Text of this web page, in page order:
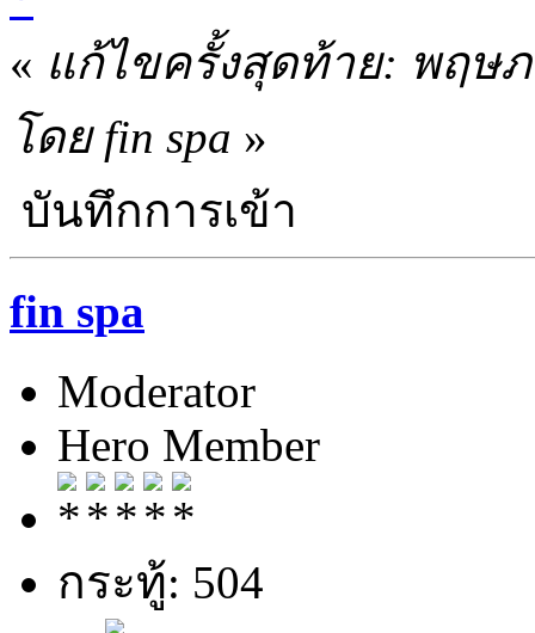
« แก้ไขครั้งสุดท้าย: พฤษภ
โดย fin spa »
บันทึกการเข้า
fin spa
Moderator
Hero Member
กระทู้: 504